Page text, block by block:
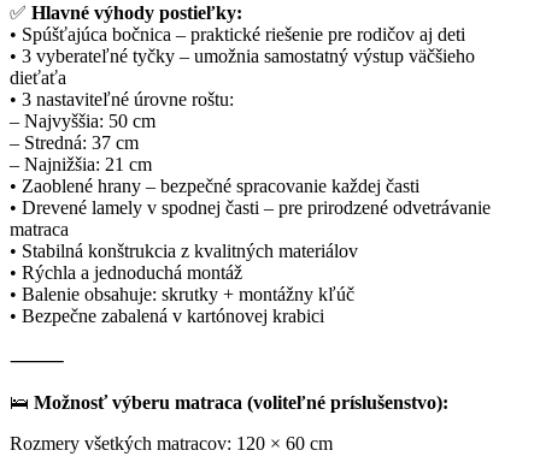
✅ Hlavné výhody postieľky:
• Spúšťajúca bočnica – praktické riešenie pre rodičov aj deti
• 3 vyberateľné tyčky – umožnia samostatný výstup väčšieho
dieťaťa
• 3 nastaviteľné úrovne roštu:
– Najvyššia: 50 cm
– Stredná: 37 cm
– Najnižšia: 21 cm
• Zaoblené hrany – bezpečné spracovanie každej časti
• Drevené lamely v spodnej časti – pre prirodzené odvetrávanie
matraca
• Stabilná konštrukcia z kvalitných materiálov
• Rýchla a jednoduchá montáž
• Balenie obsahuje: skrutky + montážny kľúč
• Bezpečne zabalená v kartónovej krabici
⸻
🛌 Možnosť výberu matraca (voliteľné príslušenstvo):
Rozmery všetkých matracov: 120 × 60 cm